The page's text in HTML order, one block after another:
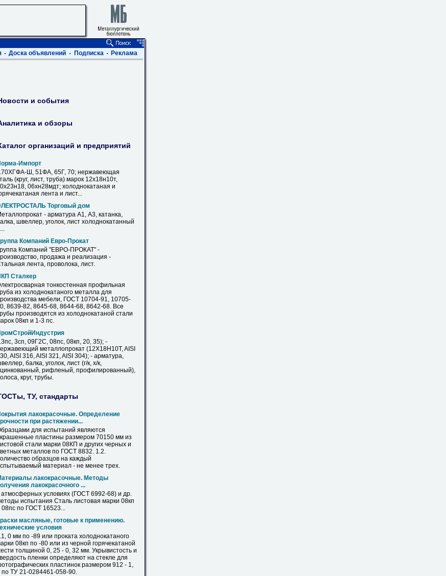
Доска объявлений Подписка Реклама
и события
и обзоры
организаций и предприятий
Импорт
Ш, 51ФА, 65Г, 70; нержавеющая
(круг, лист, труба) марок 12х18н10т,
06хн28мдт; холоднокатаная и
лента и лист...
Торговый дом
- арматура А1, А3, катанка,
швеллер, уголок, лист холоднокатанный
Компаний Евро-Прокат
Компаний "ЕВРО-ПРОКАТ" -
продажа и реализация -
лента, проволока, лист.
Сталкер
тонкостенная профильная
из холоднокатаного металла для
мебели, ГОСТ 10704-91, 10705-
8639-82, 8645-68, 8644-68, 8642-68. Все
производятся из холоднокатаной стали
08кп и 1-3 пс.
3сп, 09Г2С, 08пс, 08кп, 20, 35); -
металлопрокат (12X18H10T, AISI
AISI 316, AISI 321, AISI 304); - арматура,
балка, уголок, лист (г/к, х/к,
рифленый, профилированный),
круг, трубы.
ТУ, стандарты
лакокрасочные. Определение
при растяжении...
для испытаний являются
пластины размером 70150 мм из
стали марки 08КП и других черных и
металлов по ГОСТ 8832. 1.2.
образцов на каждый
материал - не менее трех.
лакокрасочные. Методы
лакокрасочного ...
атмосферных условиях (ГОСТ 6992-68) и др.
испытания Сталь листовая марки 08кп
08пс по ГОСТ 16523...
масляные, готовые к применению.
условия
0 мм по -89 или проката холоднокатаного
08кп по -80 или из черной горячекатаной
толщиной 0, 25 - 0, 32 мм. Укрывистость и
пленки определяют на стекле для
пластинок размером 912 - 1,
по ТУ 21-0284461-058-90.